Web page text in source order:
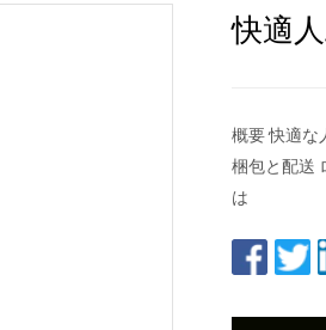
快適
概要 快適な
梱包と配送
は